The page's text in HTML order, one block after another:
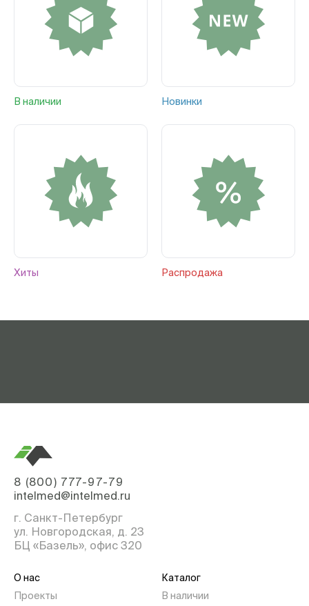
В наличии Новинки
Хиты Распродажа
8 (800) 777-97-79
intelmed@intelmed.ru
г. Санкт-Петербург
ул. Новгородская, д. 23
БЦ «Базель», офис 320
О нас
Проекты
Каталог
В наличии